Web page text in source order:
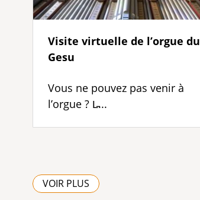
Visite virtuelle de l’orgue du
Gesu
Vous ne pouvez pas venir à
l’orgue ? L̵...
VOIR PLUS